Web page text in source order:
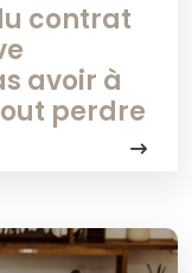
contrat
avoir à
perdre